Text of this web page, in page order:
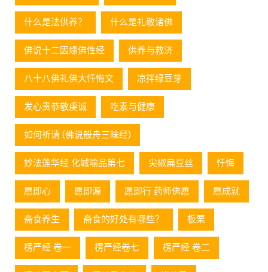
什么是法供养？ 什么是礼敬诸佛
佛说十二因缘佛性经 供养与救济
八十八佛礼佛大忏悔文 凉拌绿豆芽
发心贵恭敬虔诚 吃素与健康
如何祈请 (佛说般舟三昧经)
妙法莲华经 化城喻品第七 尖椒扁豆丝 忏悔
愿即心 愿即源 愿即行 药师佛愿 愿成就
斋食养生 斋食的好处有哪些？ 板栗
楞严经 卷一 楞严经卷七 楞严经 卷二